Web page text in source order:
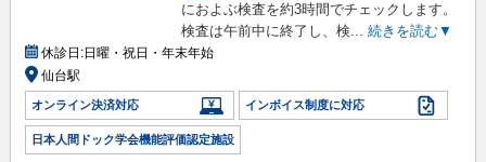
におよぶ検査を約3時間でチェックします。
検査は午前中に終了し、検... 続きを読む▼
休診日:日曜・祝日・年末年始
仙台駅
オンライン決済対応 インボイス制度に対応
日本人間ドック学会機能評価認定施設